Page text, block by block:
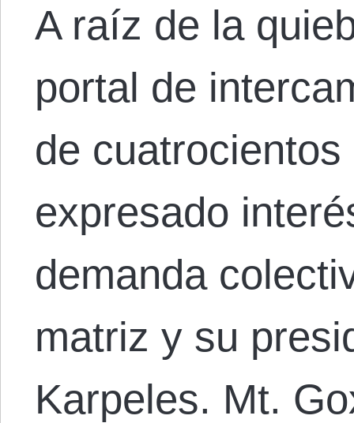
A raíz de la
portal de
de
expresado
demanda
matriz y su
Karpeles. Mt.